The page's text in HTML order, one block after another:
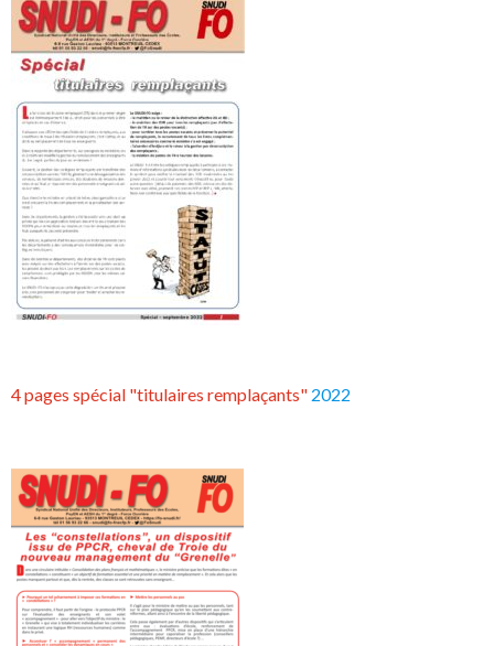
4 pages spécial "titulaires remplaçants" 2022